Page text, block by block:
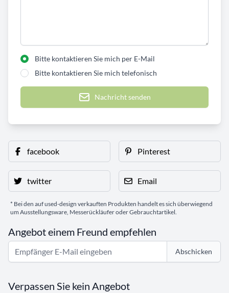
Bitte kontaktieren Sie mich per E-Mail
Bitte kontaktieren Sie mich telefonisch
Nachricht senden
facebook Pinterest
twitter Email
* Bei den auf used-design verkauften Produkten handelt es sich überwiegend
um Ausstellungsware, Messerückläufer oder Gebrauchtartikel.
Angebot einem Freund empfehlen
Abschicken
Verpassen Sie kein Angebot